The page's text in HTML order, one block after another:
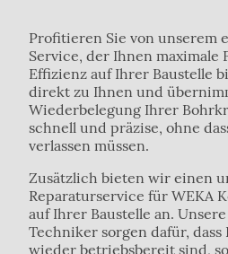
Profitieren Sie von unserem
Service, der Ihnen maximale
Effizienz auf Ihrer Baustelle
direkt zu Ihnen und
Wiederbelegung Ihrer
schnell und präzise, ohne
verlassen müssen.
Zusätzlich bieten wir einen
Reparaturservice für WEKA
auf Ihrer Baustelle an.
Techniker sorgen dafür,
wieder betriebsbereit sind,